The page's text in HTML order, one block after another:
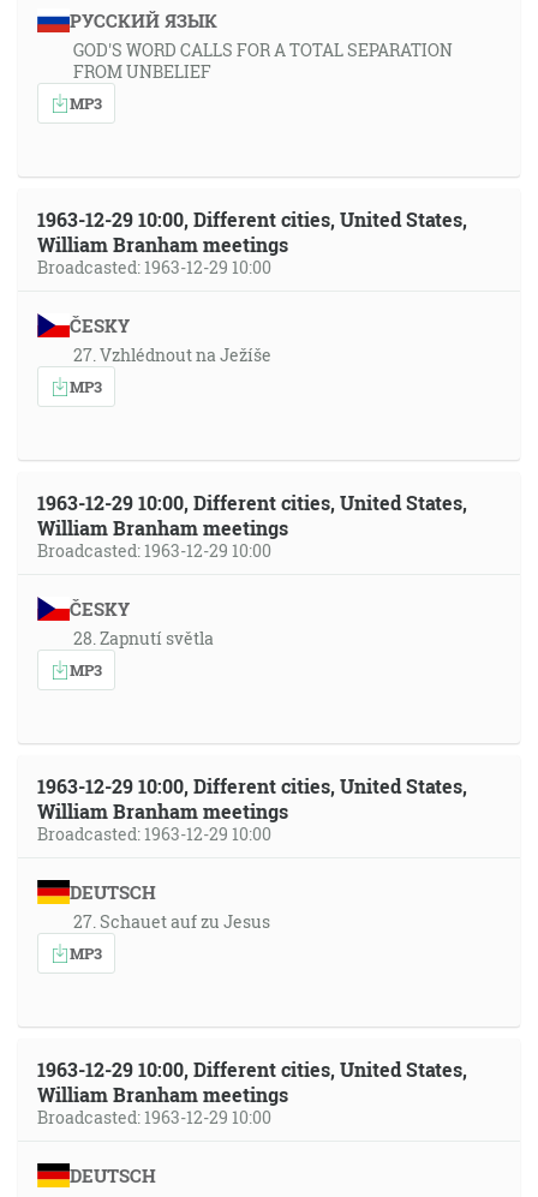
РУССКИЙ ЯЗЫК
GOD'S WORD CALLS FOR A TOTAL SEPARATION
FROM UNBELIEF
MP3
1963-12-29 10:00, Different cities, United States,
William Branham meetings
Broadcasted: 1963-12-29 10:00
ČESKY
27. Vzhlédnout na Ježíše
MP3
1963-12-29 10:00, Different cities, United States,
William Branham meetings
Broadcasted: 1963-12-29 10:00
ČESKY
28. Zapnutí světla
MP3
1963-12-29 10:00, Different cities, United States,
William Branham meetings
Broadcasted: 1963-12-29 10:00
DEUTSCH
27. Schauet auf zu Jesus
MP3
1963-12-29 10:00, Different cities, United States,
William Branham meetings
Broadcasted: 1963-12-29 10:00
DEUTSCH